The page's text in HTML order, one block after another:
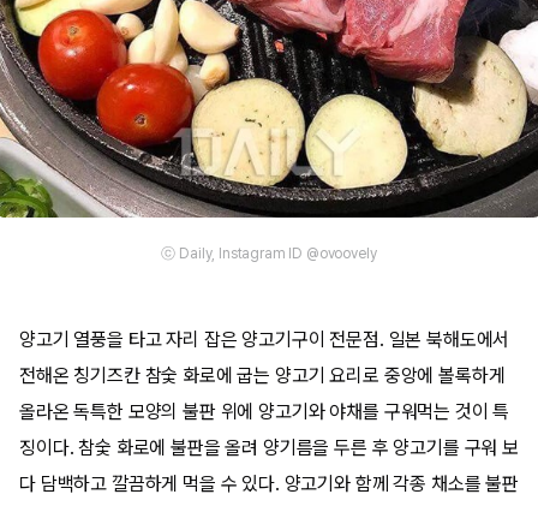
ⓒ Daily, Instagram ID @ovoovely
양고기 열풍을 타고 자리 잡은 양고기구이 전문점. 일본 북해도에서
전해온 칭기즈칸 참숯 화로에 굽는 양고기 요리로 중앙에 볼록하게
올라온 독특한 모양의 불판 위에 양고기와 야채를 구워먹는 것이 특
징이다. 참숯 화로에 불판을 올려 양기름을 두른 후 양고기를 구워 보
다 담백하고 깔끔하게 먹을 수 있다. 양고기와 함께 각종 채소를 불판